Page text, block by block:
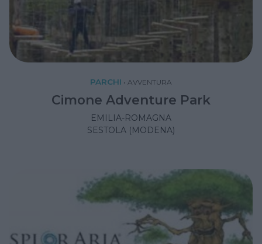
PARCHI • AVVENTURA
Cimone Adventure Park
EMILIA-ROMAGNA
SESTOLA (MODENA)